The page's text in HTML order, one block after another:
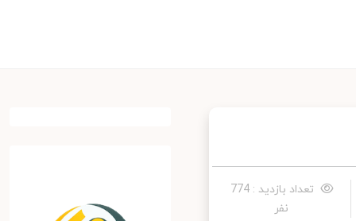
تعداد بازدید : 774
نفر